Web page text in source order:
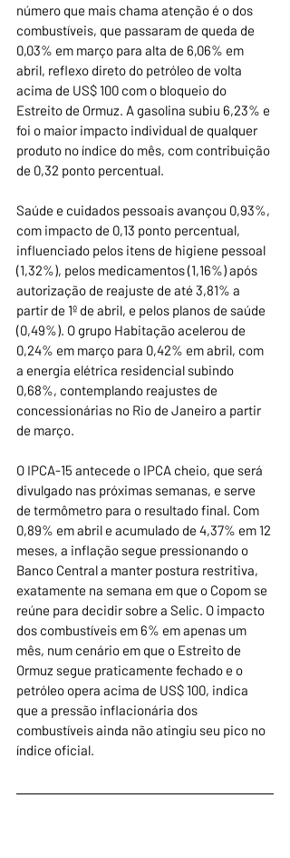
número que mais chama atenção é o dos
combustíveis, que passaram de queda de
0,03% em março para alta de 6,06% em
abril, reflexo direto do petróleo de volta
acima de US$ 100 com o bloqueio do
Estreito de Ormuz. A gasolina subiu 6,23% e
foi o maior impacto individual de qualquer
produto no índice do mês, com contribuição
de 0,32 ponto percentual.
Saúde e cuidados pessoais avançou 0,93%,
com impacto de 0,13 ponto percentual,
influenciado pelos itens de higiene pessoal
(1,32%), pelos medicamentos (1,16%) após
autorização de reajuste de até 3,81% a
partir de 1º de abril, e pelos planos de saúde
(0,49%). O grupo Habitação acelerou de
0,24% em março para 0,42% em abril, com
a energia elétrica residencial subindo
0,68%, contemplando reajustes de
concessionárias no Rio de Janeiro a partir
de março.
O IPCA-15 antecede o IPCA cheio, que será
divulgado nas próximas semanas, e serve
de termômetro para o resultado final. Com
0,89% em abril e acumulado de 4,37% em 12
meses, a inflação segue pressionando o
Banco Central a manter postura restritiva,
exatamente na semana em que o Copom se
reúne para decidir sobre a Selic. O impacto
dos combustíveis em 6% em apenas um
mês, num cenário em que o Estreito de
Ormuz segue praticamente fechado e o
petróleo opera acima de US$ 100, indica
que a pressão inflacionária dos
combustíveis ainda não atingiu seu pico no
índice oficial.